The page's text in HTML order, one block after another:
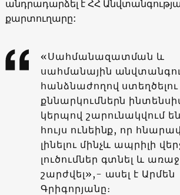
անդրադարձել է ՀՀ
քարտուղարը:
«Սահմանազատման և
սահմանային
հանձնաժողով ստեղծելու
քննարկումներն
կերպով շարունակվում
հույս ունեինք, որ
լինելու մինչև ապրիլի
լուծումներ գտնել և առաջ
շարժվել»,- ասել է Արմեն
Գրիգորյանը։